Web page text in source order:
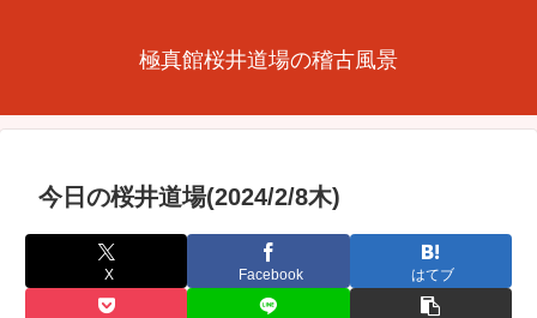
極真館桜井道場の稽古風景
今日の桜井道場(2024/2/8木)
X Facebook はてブ